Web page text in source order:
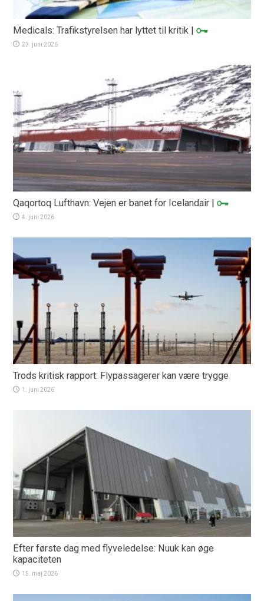
Medicals: Trafikstyrelsen har lyttet til kritik |
23. juni 2026
Qaqortoq Lufthavn: Vejen er banet for Icelandair |
4. juni 2026
Trods kritisk rapport: Flypassagerer kan være trygge
1. juni 2026
Efter første dag med flyveledelse: Nuuk kan øge
kapaciteten
15. maj 2026